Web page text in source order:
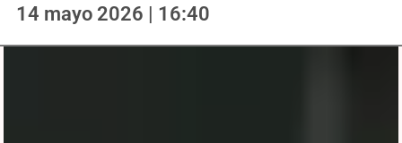
14 mayo 2026 | 16:40